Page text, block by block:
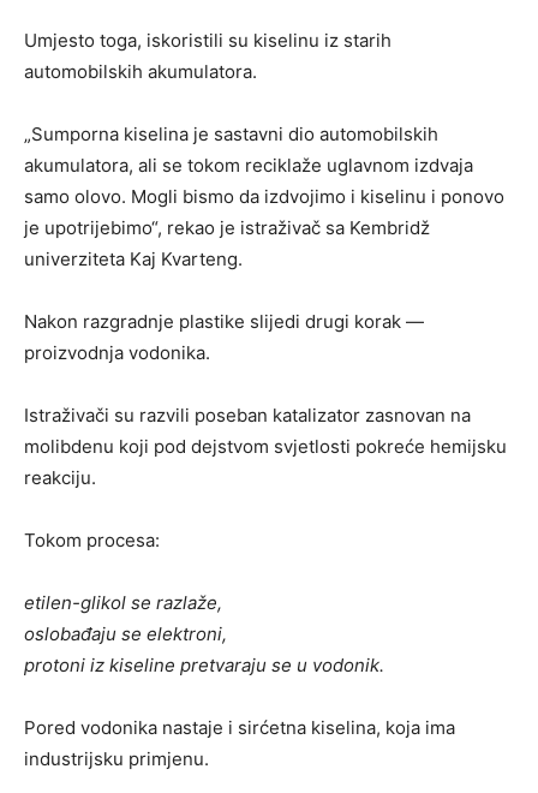
Umjesto toga, iskoristili su kiselinu iz starih
automobilskih akumulatora.
„Sumporna kiselina je sastavni dio automobilskih
akumulatora, ali se tokom reciklaže uglavnom izdvaja
samo olovo. Mogli bismo da izdvojimo i kiselinu i ponovo
je upotrijebimo“, rekao je istraživač sa Kembridž
univerziteta Kaj Kvarteng.
Nakon razgradnje plastike slijedi drugi korak —
proizvodnja vodonika.
Istraživači su razvili poseban katalizator zasnovan na
molibdenu koji pod dejstvom svjetlosti pokreće hemijsku
reakciju.
Tokom procesa:
etilen-glikol se razlaže,
oslobađaju se elektroni,
protoni iz kiseline pretvaraju se u vodonik.
Pored vodonika nastaje i sirćetna kiselina, koja ima
industrijsku primjenu.